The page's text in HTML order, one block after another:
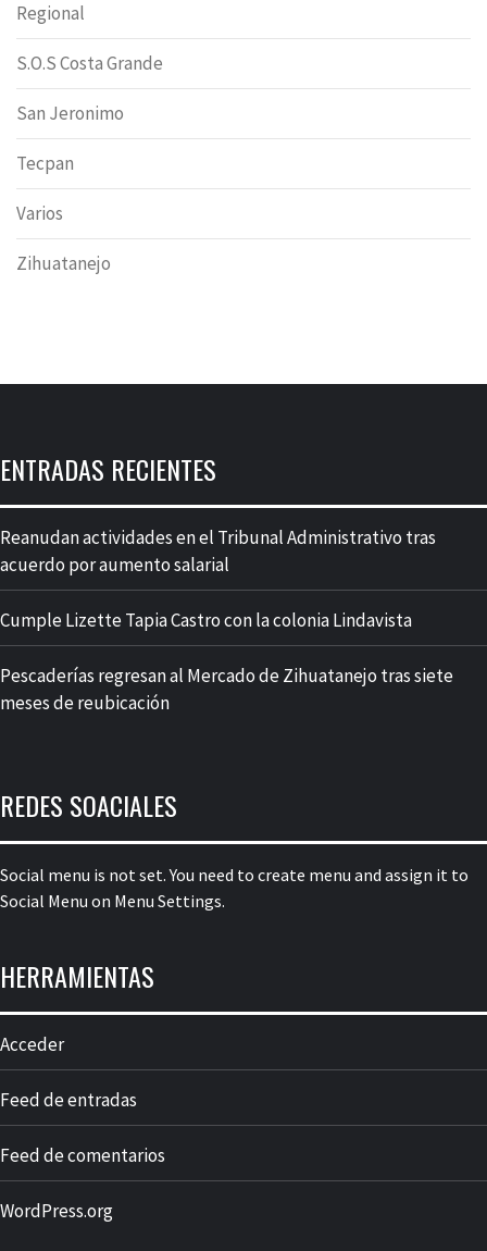
Regional
S.O.S Costa Grande
San Jeronimo
Tecpan
Varios
Zihuatanejo
ENTRADAS RECIENTES
Reanudan actividades en el Tribunal Administrativo tras
acuerdo por aumento salarial
Cumple Lizette Tapia Castro con la colonia Lindavista
Pescaderías regresan al Mercado de Zihuatanejo tras siete
meses de reubicación
REDES SOACIALES
Social menu is not set. You need to create menu and assign it to
Social Menu on Menu Settings.
HERRAMIENTAS
Acceder
Feed de entradas
Feed de comentarios
WordPress.org